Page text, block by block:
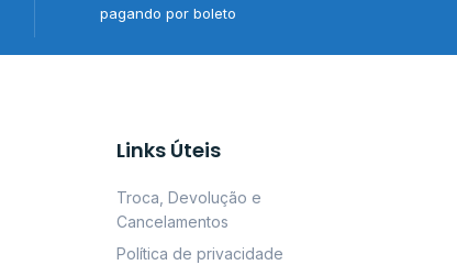
pagando por boleto
Links Úteis
Troca, Devolução e
Cancelamentos
Política de privacidade